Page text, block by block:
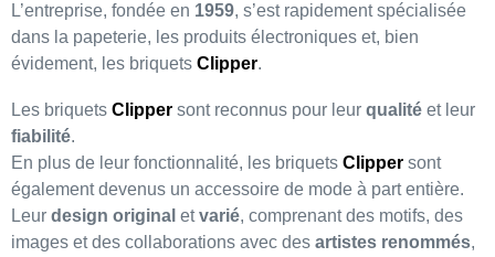
L’entreprise, fondée en 1959, s’est rapidement spécialisée
dans la papeterie, les produits électroniques et, bien
évidement, les briquets Clipper.
Les briquets Clipper sont reconnus pour leur qualité et leur
fiabilité.
En plus de leur fonctionnalité, les briquets Clipper sont
également devenus un accessoire de mode à part entière.
Leur design original etvarié, comprenant des motifs, des
images et des collaborations avec des artistes renommés,